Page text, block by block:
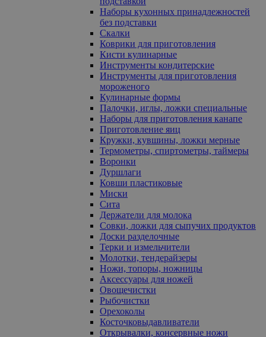
Наборы кухонных принадлежностей
без подставки
Скалки
Коврики для приготовления
Кисти кулинарные
Инструменты кондитерские
Инструменты для приготовления
мороженого
Кулинарные формы
Палочки, иглы, ложки специальные
Наборы для приготовления канапе
Приготовление яиц
Кружки, кувшины, ложки мерные
Термометры, спиртометры, таймеры
Воронки
Дуршлаги
Ковши пластиковые
Миски
Сита
Держатели для молока
Совки, ложки для сыпучих продуктов
Доски разделочные
Терки и измельчители
Молотки, тендерайзеры
Ножи, топоры, ножницы
Аксессуары для ножей
Овощечистки
Рыбочистки
Орехоколы
Косточковыдавливатели
Открывалки, консервные ножи